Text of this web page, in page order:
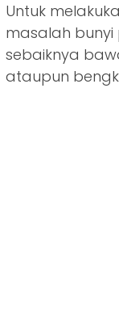
Untuk
masalah
sebaiknya
ataupun